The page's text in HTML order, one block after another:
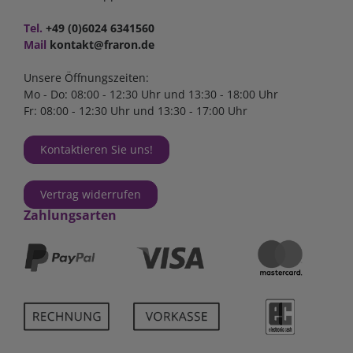
Tel. +49 (0)6024 6341560
Mail kontakt@fraron.de
Unsere Öffnungszeiten:
Mo - Do: 08:00 - 12:30 Uhr und 13:30 - 18:00 Uhr
Fr: 08:00 - 12:30 Uhr und 13:30 - 17:00 Uhr
Kontaktieren Sie uns!
Vertrag widerrufen
Zahlungsarten